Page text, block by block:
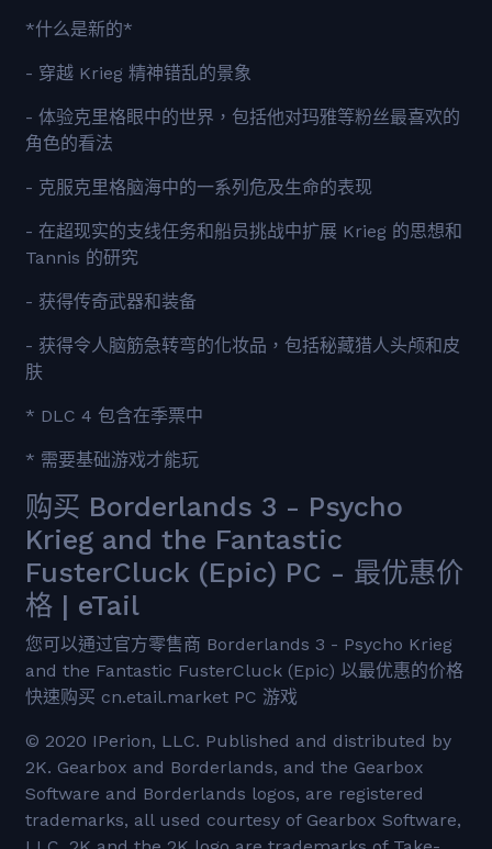
*什么是新的*
- 穿越 Krieg 精神错乱的景象
- 体验克里格眼中的世界，包括他对玛雅等粉丝最喜欢的
角色的看法
- 克服克里格脑海中的一系列危及生命的表现
- 在超现实的支线任务和船员挑战中扩展 Krieg 的思想和
Tannis 的研究
- 获得传奇武器和装备
- 获得令人脑筋急转弯的化妆品，包括秘藏猎人头颅和皮
肤
* DLC 4 包含在季票中
* 需要基础游戏才能玩
购买 Borderlands 3 - Psycho
Krieg and the Fantastic
FusterCluck (Epic) PC - 最优惠价
格 | eTail
您可以通过官方零售商 Borderlands 3 - Psycho Krieg
and the Fantastic FusterCluck (Epic) 以最优惠的价格
快速购买 cn.etail.market PC 游戏
© 2020 IPerion, LLC. Published and distributed by
2K. Gearbox and Borderlands, and the Gearbox
Software and Borderlands logos, are registered
trademarks, all used courtesy of Gearbox Software,